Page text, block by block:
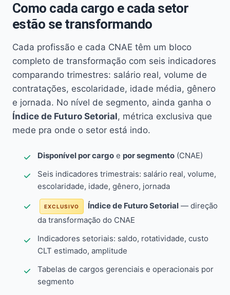
Como cada cargo e cada setor
estão se transformando
Cada profissão e cada CNAE têm um bloco
completo de transformação com seis indicadores
comparando trimestres: salário real, volume de
contratações, escolaridade, idade média, gênero
e jornada. No nível de segmento, ainda ganha o
Índice de Futuro Setorial, métrica exclusiva que
mede pra onde o setor está indo.
Disponível por cargo e por segmento (CNAE)
Seis indicadores trimestrais: salário real, volume,
escolaridade, idade, gênero, jornada
EXCLUSIVO Índice de Futuro Setorial — direção
da transformação do CNAE
Indicadores setoriais: saldo, rotatividade, custo
CLT estimado, amplitude
Tabelas de cargos gerenciais e operacionais por
segmento